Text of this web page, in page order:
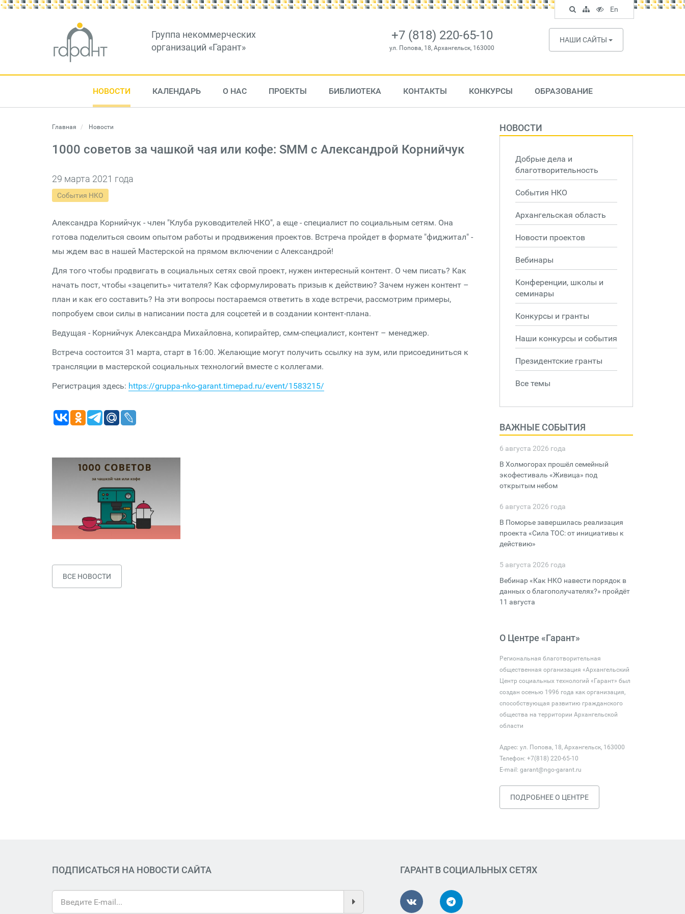
Группа некоммерческих
организаций «Гарант»
+7 (818) 220-65-10
ул. Попова, 18, Архангельск, 163000
НАШИ САЙТЫ
НОВОСТИ КАЛЕНДАРЬ О НАС ПРОЕКТЫ БИБЛИОТЕКА КОНТАКТЫ КОНКУРСЫ ОБРАЗОВАНИЕ
Главная Новости
1000 советов за чашкой чая или кофе: SMM с Александрой Корнийчук
29 марта 2021 года
События НКО
Александра Корнийчук - член "Клуба руководителей НКО", а еще - специалист по социальным сетям. Она
готова поделиться своим опытом работы и продвижения проектов. Встреча пройдет в формате "фиджитал" -
мы ждем вас в нашей Мастерской на прямом включении с Александрой!
Для того чтобы продвигать в социальных сетях свой проект, нужен интересный контент. О чем писать? Как
начать пост, чтобы «зацепить» читателя? Как сформулировать призыв к действию? Зачем нужен контент –
план и как его составить? На эти вопросы постараемся ответить в ходе встречи, рассмотрим примеры,
попробуем свои силы в написании поста для соцсетей и в создании контент-плана.
Ведущая - Корнийчук Александра Михайловна, копирайтер, смм-специалист, контент – менеджер.
Встреча состоится 31 марта, старт в 16:00. Желающие могут получить ссылку на зум, или присоединиться к
трансляции в мастерской социальных технологий вместе с коллегами.
Регистрация здесь: https://gruppa-nko-garant.timepad.ru/event/1583215/
ВСЕ НОВОСТИ
НОВОСТИ
Добрые дела и
благотворительность
События НКО
Архангельская область
Новости проектов
Вебинары
Конференции, школы и
семинары
Конкурсы и гранты
Наши конкурсы и события
Президентские гранты
Все темы
ВАЖНЫЕ СОБЫТИЯ
6 августа 2026 года
В Холмогорах прошёл семейный
экофестиваль «Живица» под
открытым небом
6 августа 2026 года
В Поморье завершилась реализация
проекта «Сила ТОС: от инициативы к
действию»
5 августа 2026 года
Вебинар «Как НКО навести порядок в
данных о благополучателях?» пройдёт
11 августа
О Центре «Гарант»
Региональная благотворительная
общественная организация «Архангельский
Центр социальных технологий «Гарант» был
создан осенью 1996 года как организация,
способствующая развитию гражданского
общества на территории Архангельской
области
Адрес: ул. Попова, 18, Архангельск, 163000
Телефон: +7(818) 220-65-10
E-mail: garant@ngo-garant.ru
ПОДРОБНЕЕ О ЦЕНТРЕ
ПОДПИСАТЬСЯ НА НОВОСТИ САЙТА ГАРАНТ В СОЦИАЛЬНЫХ СЕТЯХ
Поиск
по
сайту
Карта
сайта
Версия
для
слабовидящих
En
English